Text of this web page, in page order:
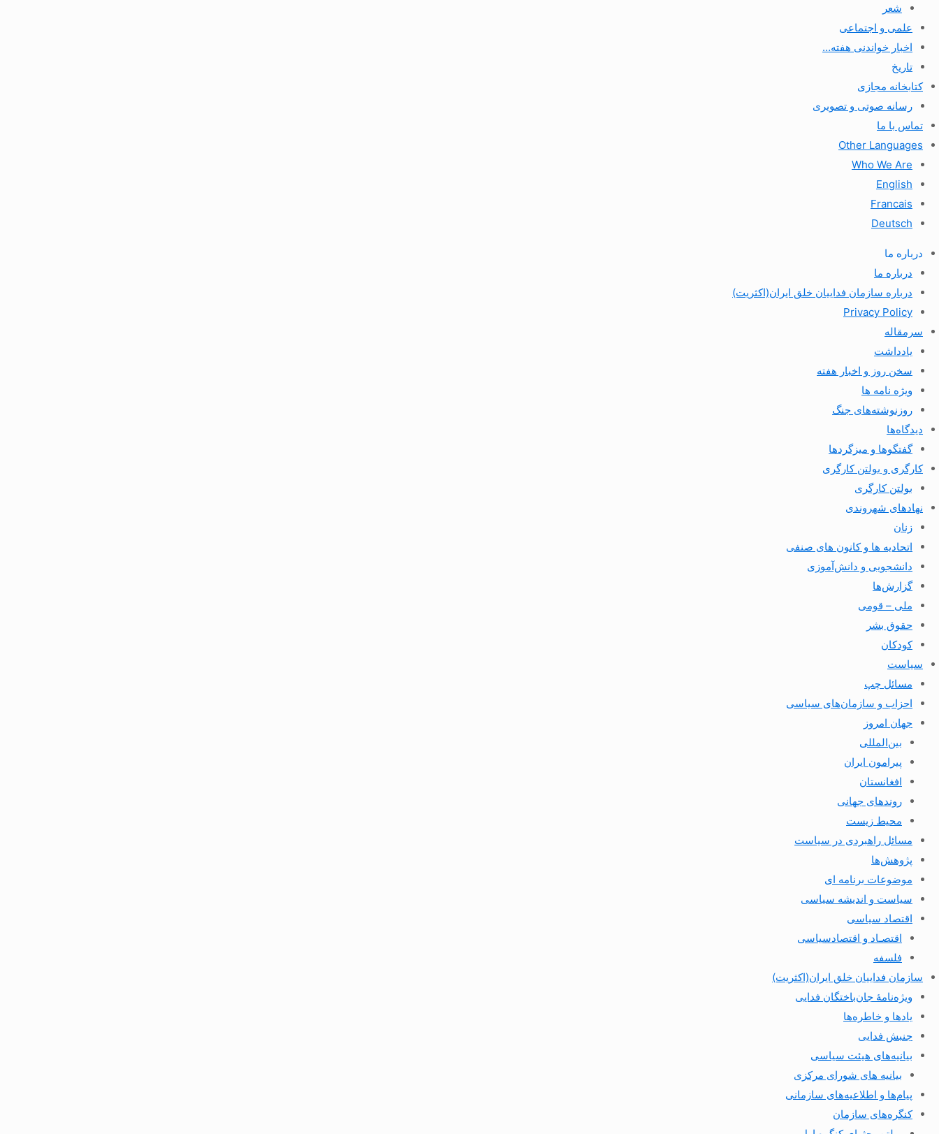
شعر
علمی و اجتماعی
اخبار خواندنی هفته…
تاریخ
کتابخانه مجازی
رسانه صوتی و تصویری
تماس با ما
Other Languages
Who We Are
English
Francais
Deutsch
درباره ما
درباره ما
درباره سازمان فداییان خلق ایران(اکثریت)
Privacy Policy
سرمقاله
یادداشت
سخن روز و اخبار هفته
ویژه نامه ها
روزنوشته‌های جنگ
دیدگاه‌ها
گفتگوها و میزگردها
کارگری و بولتن کارگری
بولتن کارگری
نهادهای شهروندی
زنان
اتحادیه ها و کانون های صنفی
دانشجویی و دانش‌آموزی
گزارش‌ها
ملی – قومی
حقوق بشر
کودکان
سیاست
مسائل چپ
احزاب و سازمان‌های سیاسی
جهان امروز
بین‌المللی
پیرامون ایران
افغانستان
روندهای جهانی
محیط زیست
مسائل راهبردی در سیاست
پژوهش‌ها
موضوعات برنامه ای
سیاست و اندیشه سیاسی
اقتصاد سیاسی
اقتصـاد و اقتصاد‌سیاسی
فلسفه
سازمان فداییان خلق ایران(اکثریت)
ویژه‌نامهٔ جان‌باختگان فدایی
یادها و خاطره‌ها
جنبش فدایی
بیانیه‌های هیئت سیاسی
بیانیه های شورای مرکزی
پیام‌ها و اطلاعیه‌های سازمانی
کنگره‌های سازمان